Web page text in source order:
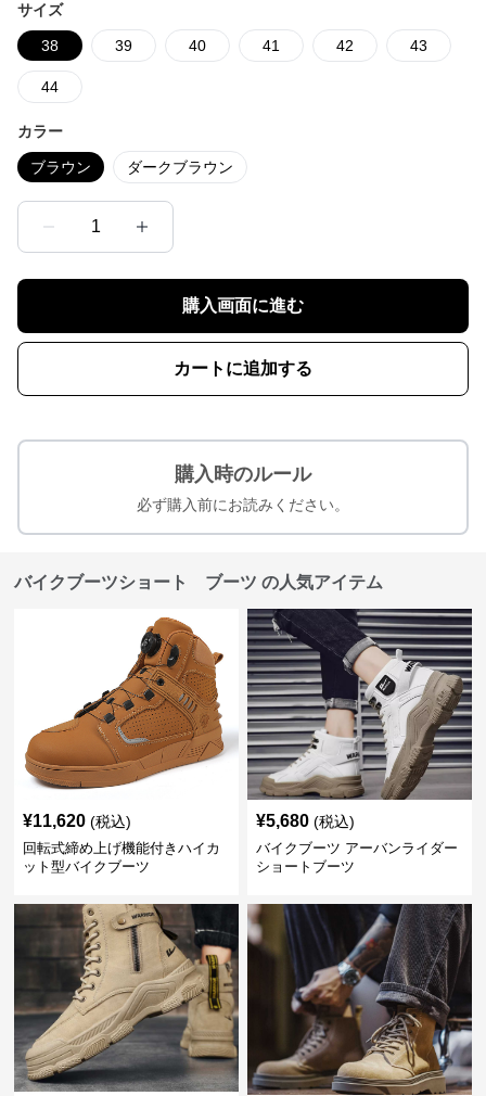
サイズ
38 39 40 41 42 43
44
カラー
ブラウン ダークブラウン
1
購入画面に進む
カートに追加する
購入時のルール
必ず購入前にお読みください。
バイクブーツショート ブーツ の人気アイテム
¥11,620 (税込)
回転式締め上げ機能付きハイカ
ット型バイクブーツ
¥5,680 (税込)
バイクブーツ アーバンライダー
ショートブーツ